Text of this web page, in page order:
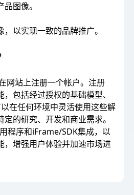
图像。
以实现一致的品牌推广。
网站上注册一个帐户。注册
包括经过授权的基础模型、
在任何环境中灵活使用这些解
的研究、开发和商业需求。
程序和iFrame/SDK集成，以
，增强用户体验并加速市场进